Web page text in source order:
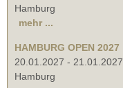
Hamburg
mehr ...
HAMBURG OPEN 2027
20.01.2027 - 21.01.2027
Hamburg